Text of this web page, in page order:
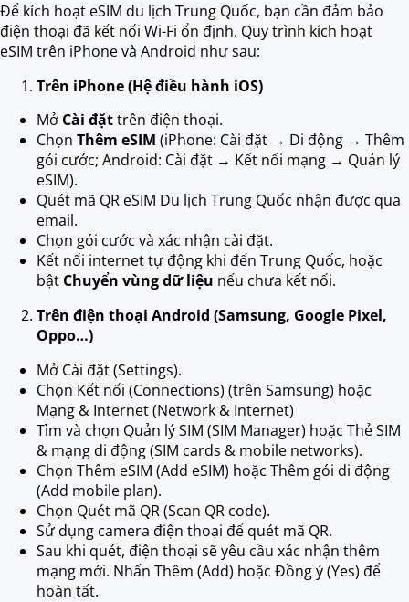
Để kích hoạt eSIM du lịch Trung Quốc, bạn cần đảm bảo
điện thoại đã kết nối Wi-Fi ổn định. Quy trình kích hoạt
eSIM trên iPhone và Android như sau:
Trên iPhone (Hệ điều hành iOS)
Mở Cài đặttrên điện thoại.
Chọn Thêm eSIM (iPhone: Cài đặt → Di động → Thêm
gói cước; Android: Cài đặt → Kết nối mạng → Quản lý
eSIM).
Quét mã QR eSIM Du lịch Trung Quốc nhận được qua
email.
Chọn gói cước và xác nhận cài đặt.
Kết nối internet tự động khi đến Trung Quốc, hoặc
bật Chuyển vùng dữ liệu nếu chưa kết nối.
Trên điện thoại Android (Samsung, Google Pixel,
Oppo…)
Mở Cài đặt (Settings).
Chọn Kết nối (Connections) (trên Samsung) hoặc
Mạng & Internet (Network & Internet)
Tìm và chọn Quản lý SIM (SIM Manager) hoặc Thẻ SIM
& mạng di động (SIM cards & mobile networks).
Chọn Thêm eSIM (Add eSIM) hoặc Thêm gói di động
(Add mobile plan).
Chọn Quét mã QR (Scan QR code).
Sử dụng camera điện thoại để quét mã QR.
Sau khi quét, điện thoại sẽ yêu cầu xác nhận thêm
mạng mới. Nhấn Thêm (Add) hoặc Đồng ý (Yes) để
hoàn tất.